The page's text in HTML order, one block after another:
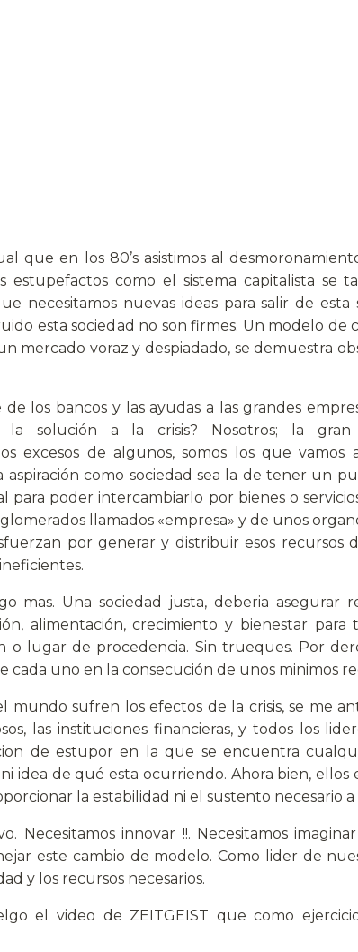
que en los 80’s asistimos al
estupefactos como el sistema capitalista se
necesitamos nuevas ideas para salir de esta
esta sociedad no son firmes. Un modelo de
mercado voraz y despiadado, se demuestra
los bancos y las ayudas a las grandes
la solución a la crisis? Nosotros; la gran
excesos de algunos, somos los que
como sociedad sea la de tener un
poder intercambiarlo por bienes o
llamados «empresa» y de unos
por generar y distribuir esos recursos
mas. Una sociedad justa, deberia asegurar
alimentación, crecimiento y bienestar para
o lugar de procedencia. Sin trueques. Por
uno en la consecución de unos minimos
mundo sufren los efectos de la crisis, se me
las instituciones financieras, y todos los
de estupor en la que se encuentra
idea de qué esta ocurriendo. Ahora bien, ellos
la estabilidad ni el sustento necesario a
Necesitamos innovar !!. Necesitamos
este cambio de modelo. Como lider de
y los recursos necesarios.
el video de ZEITGEIST que como